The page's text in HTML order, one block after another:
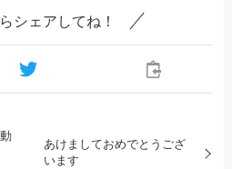
シェアしてね！
あけましておめでとうござ
います